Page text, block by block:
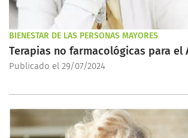
BIENESTAR DE LAS PERSONAS MAYORES
Terapias no farmacológicas para el
Publicado el 29/07/2024